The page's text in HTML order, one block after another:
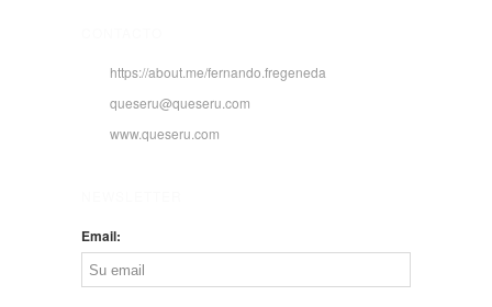
https://about.me/fernando.fregeneda
queseru@queseru.com
www.queseru.com
Email: